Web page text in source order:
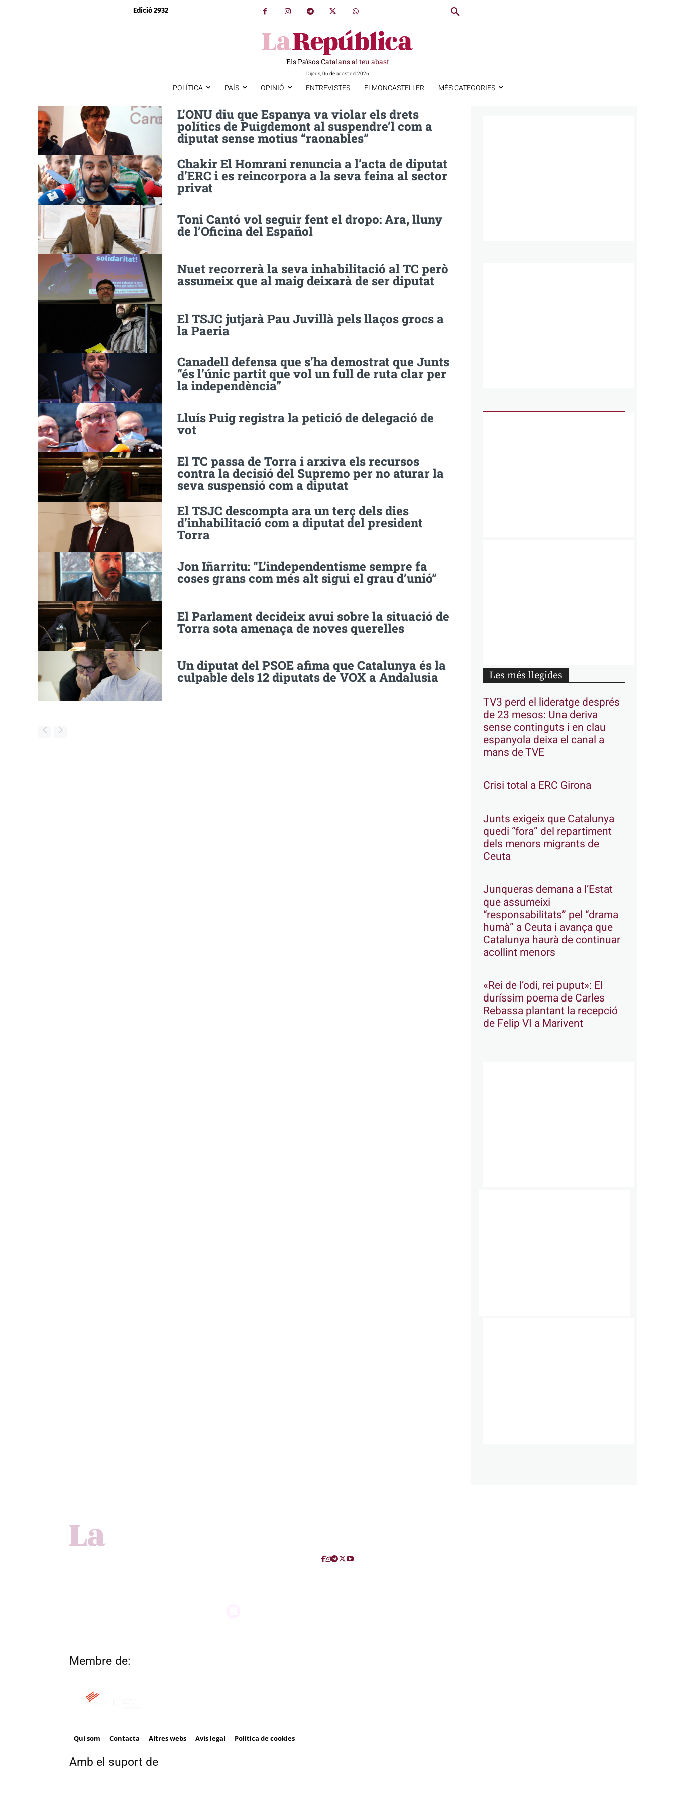
Edició 2932
Els Països Catalans al teu abast
Dijous, 06 de agost del 2026
POLÍTICA PAÍS OPINIÓ ENTREVISTES ELMONCASTELLER MÉS CATEGORIES
L’ONU diu que Espanya va violar els drets
polítics de Puigdemont al suspendre’l com a
diputat sense motius “raonables”
Chakir El Homrani renuncia a l’acta de diputat
d’ERC i es reincorpora a la seva feina al sector
privat
Toni Cantó vol seguir fent el dropo: Ara, lluny
de l’Oficina del Español
Nuet recorrerà la seva inhabilitació al TC però
assumeix que al maig deixarà de ser diputat
El TSJC jutjarà Pau Juvillà pels llaços grocs a
la Paeria
Canadell defensa que s’ha demostrat que Junts
“és l’únic partit que vol un full de ruta clar per
la independència”
Lluís Puig registra la petició de delegació de
vot
El TC passa de Torra i arxiva els recursos
contra la decisió del Supremo per no aturar la
seva suspensió com a diputat
El TSJC descompta ara un terç dels dies
d’inhabilitació com a diputat del president
Torra
Jon Iñarritu: “L’independentisme sempre fa
coses grans com més alt sigui el grau d’unió”
El Parlament decideix avui sobre la situació de
Torra sota amenaça de noves querelles
Un diputat del PSOE afima que Catalunya és la
culpable dels 12 diputats de VOX a Andalusia Les més llegides
TV3 perd el lideratge després
de 23 mesos: Una deriva
sense continguts i en clau
espanyola deixa el canal a
mans de TVE
Crisi total a ERC Girona
Junts exigeix que Catalunya
quedi “fora” del repartiment
dels menors migrants de
Ceuta
Junqueras demana a l’Estat
que assumeixi
“responsabilitats” pel “drama
humà” a Ceuta i avança que
Catalunya haurà de continuar
acollint menors
«Rei de l’odi, rei puput»: El
duríssim poema de Carles
Rebassa plantant la recepció
de Felip VI a Marivent
Membre de:
Qui som Contacta Altres webs Avís legal Política de cookies
Amb el suport de